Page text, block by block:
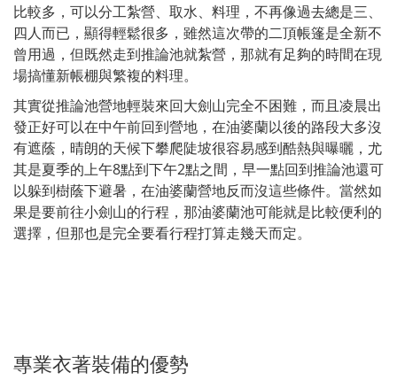
比較多，可以分工紮營、取水、料理，不再像過去總是三、
四人而已，顯得輕鬆很多，雖然這次帶的二頂帳篷是全新不
曾用過，但既然走到推論池就紮營，那就有足夠的時間在現
場搞懂新帳棚與繁複的料理。
其實從推論池營地輕裝來回大劍山完全不困難，而且凌晨出
發正好可以在中午前回到營地，在油婆蘭以後的路段大多沒
有遮蔭，晴朗的天候下攀爬陡坡很容易感到酷熱與曝曬，尤
其是夏季的上午8點到下午2點之間，早一點回到推論池還可
以躲到樹蔭下避暑，在油婆蘭營地反而沒這些條件。當然如
果是要前往小劍山的行程，那油婆蘭池可能就是比較便利的
選擇，但那也是完全要看行程打算走幾天而定。
專業衣著裝備的優勢